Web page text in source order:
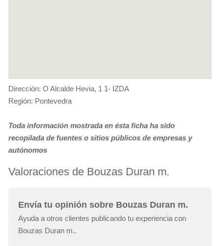
Dirección: O Alcalde Hevia, 1 1- IZDA
Región: Pontevedra
Toda información mostrada en ésta ficha ha sido
recopilada de fuentes o sitios públicos de empresas y
autónomos
Valoraciones de Bouzas Duran m.
Envía tu opinión sobre Bouzas Duran m.
Ayuda a otros clientes publicando tu experiencia con
Bouzas Duran m..